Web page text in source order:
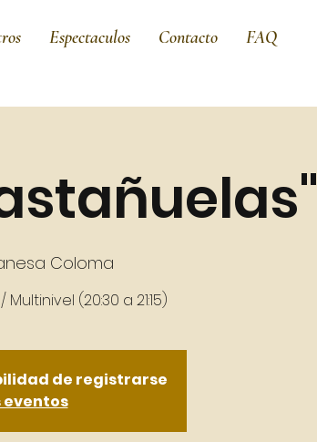
Espectaculos Contacto FAQ
Coloma
de registrarse
eventos